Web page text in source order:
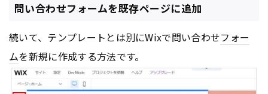
問い合わせフォームを既存ページに追加
続いて、テンプレートとは別にWixで問い合わせフォー
ムを新規に作成する方法です。